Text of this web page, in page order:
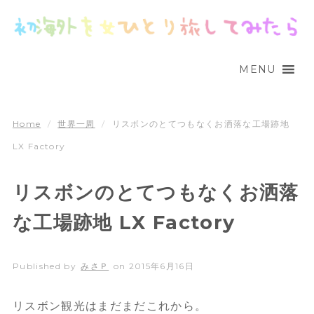
MENU
Home / 世界一周 / リスボンのとてつもなくお洒落な工場跡地
LX Factory
リスボンのとてつもなくお洒落
な工場跡地 LX Factory
Published by みさＰ on 2015年6月16日
リスボン観光はまだまだこれから。